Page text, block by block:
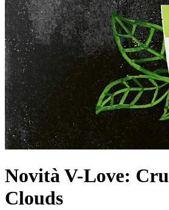
Novità V-Love:
Clouds